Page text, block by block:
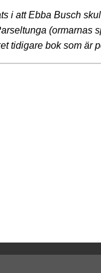
i att Ebba Busch
(ormarnas
tidigare bok som är